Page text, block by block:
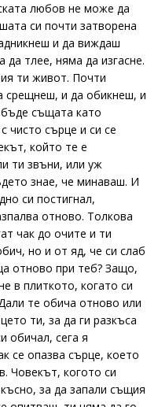
любов не може да
си почти затворена
и да виждаш
да тлее, няма да изгасне.
ти живот. Почти
срещнеш, и да обикнеш, и
същата като
чисто сърце и си се
който те е
ти звъни, или уж
знае, че минаваш. И
си постигнал,
отново. Толкова
чак до очите и ти
но и от яд, че си слаб
отново при теб? Защо,
в плиткото, когато си
те обича отново или
ти, за да ги разкъса
обичал, сега я
се опазва сърце, което
Човекът, когото си
за да запали същия